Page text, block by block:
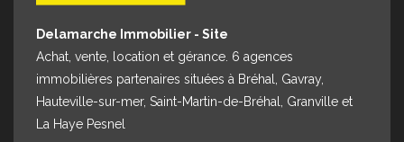
Delamarche Immobilier - Site
Achat, vente, location et gérance. 6 agences
immobilières partenaires situées à Bréhal, Gavray,
Hauteville-sur-mer, Saint-Martin-de-Bréhal, Granville et
La Haye Pesnel